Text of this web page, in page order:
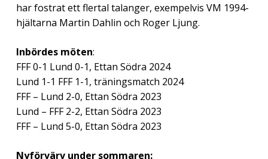
har fostrat ett flertal talanger, exempelvis VM 1994-
hjältarna Martin Dahlin och Roger Ljung.
Inbördes möten:
FFF 0-1 Lund 0-1, Ettan Södra 2024
Lund 1-1 FFF 1-1, träningsmatch 2024
FFF – Lund 2-0, Ettan Södra 2023
Lund – FFF 2-2, Ettan Södra 2023
FFF – Lund 5-0, Ettan Södra 2023
Nyförvärv under sommaren: